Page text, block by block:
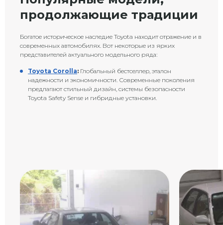
продолжающие традиции
Богатое историческое наследие Toyota находит отражение и в
современных автомобилях. Вот некоторые из ярких
представителей актуального модельного ряда:
Toyota Corolla: Глобальный бестселлер, эталон
надежности и экономичности. Современные поколения
предлагают стильный дизайн, системы безопасности
Toyota Safety Sense и гибридные установки.